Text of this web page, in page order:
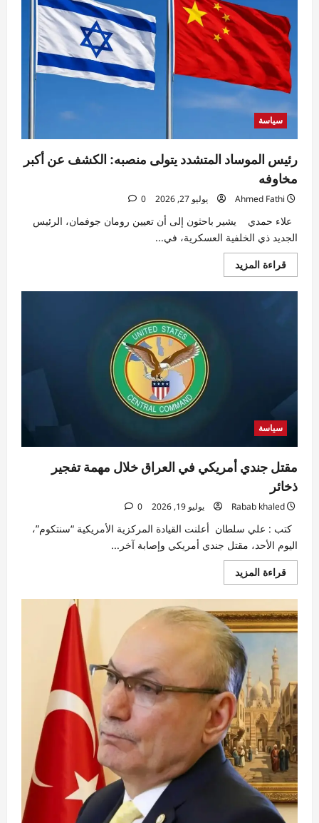
الولايات
المتحدة
وتكشف
موقفها
من
اتفاق
مضيق
هرمز
سياسة
رئيس الموساد المتشدد يتولى منصبه: الكشف عن أكبر
مخاوفه
Ahmed Fathi يوليو 27, 2026 0
علاء حمدي يشير باحثون إلى أن تعيين رومان جوفمان، الرئيس
الجديد ذي الخلفية العسكرية، في...
قراءة المزيداقرأ
المزيد
رئيس
مخاوفه
سياسة
مقتل جندي أمريكي في العراق خلال مهمة تفجير
ذخائر
Rabab khaled يوليو 19, 2026 0
كتب : علي سلطان أعلنت القيادة المركزية الأمريكية “سنتكوم”،
اليوم الأحد، مقتل جندي أمريكي وإصابة آخر...
قراءة المزيداقرأ
المزيد
مقتل
جندي
أمريكي
في
العراق
خلال
مهمة
تفجير
ذخائر